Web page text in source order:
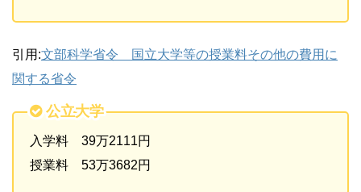
引用:文部科学省令 国立大学等の授業料その他の費用に
関する省令
公立大学
入学料 39万2111円
授業料 53万3682円